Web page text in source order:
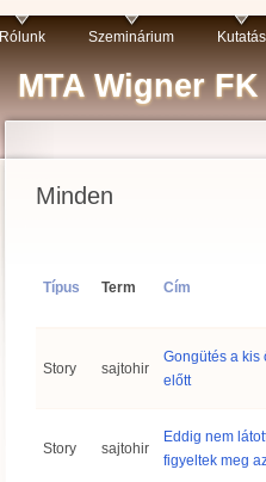
MTA Wigner
Rólunk Szeminárium Kutatás
Minden
Típus Term Cím
Story sajtohir
Gongütés a kis
előtt
Story sajtohir
Eddig nem
figyeltek meg